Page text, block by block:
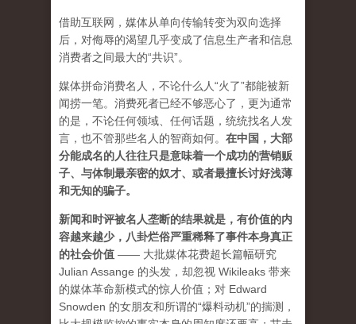
借助互联网，媒体从单向传输转变为双向选择
后，对侮辱的渴望几乎变成了信息生产者和信息
消费者之间最大的“共识”。
媒体拼命消费名人，不论什么人“火了”都能被新
闻捞一笔。消费死者已经不够恶心了，更为通常
的是，不论任何领域、任何话题，统统找名人发
言，也不管那些名人的智商如何。 在中国，大部
分能成名的人往往只是意味着一个成功的营销贩
子、与体制最亲密的奴才、或者最擅长讨好浅薄
和无知的骗子。
新闻和时评被名人垄断的结果就是，有价值的内
容越来越少，八卦烂俗严重稀释了事件本身真正
的社会价值 —— 大批媒体花费超长篇幅研究
Julian Assange 的头发，却忽视 Wikileaks 带来
的媒体革命新模式的惊人价值；对 Edward
Snowden 的女朋友和所谓的“爆料动机”的揣测，